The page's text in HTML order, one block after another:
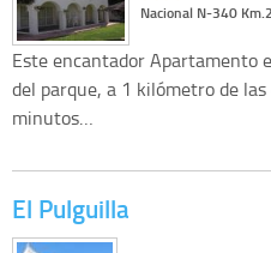
Nacional N-340
Este encantador Apartamento
del parque, a 1 kilómetro de
minutos…
El Pulguilla